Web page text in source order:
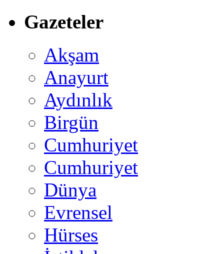
Gazeteler
Akşam
Anayurt
Aydınlık
Birgün
Cumhuriyet
Cumhuriyet
Dünya
Evrensel
Hürses